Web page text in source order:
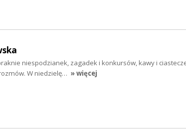
niespodzianek, zagadek i konkursów, kawy i
W niedzielę… » więcej